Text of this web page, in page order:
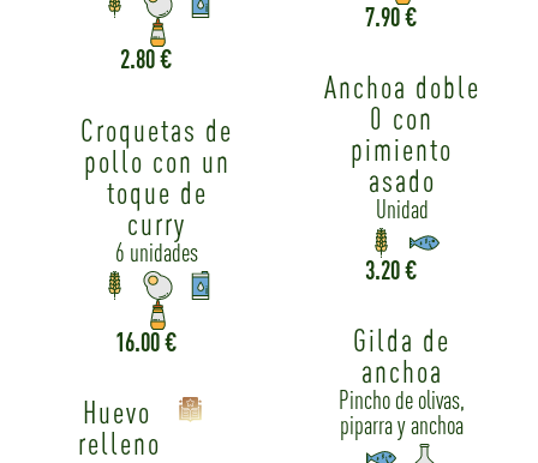
2.80 €
Croquetas de
pollo con un
toque de
curry
6 unidades
16.00 €
Huevo
relleno
7.90 €
Anchoa doble
0 con
pimiento
asado
Unidad
3.20 €
Gilda de
anchoa
Pincho de olivas,
piparra y anchoa